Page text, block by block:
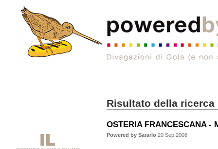
Risultato della ricerca
OSTERIA FRANCESCANA -
Powered by Sararlo 20 Sep 2006